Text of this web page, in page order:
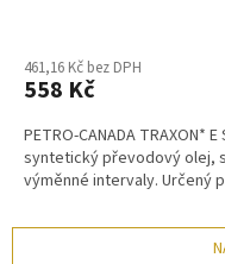
461,16 Kč bez DPH
558 Kč
PETRO-CANADA TRAXON*
syntetický převodový olej,
výměnné intervaly. Určený